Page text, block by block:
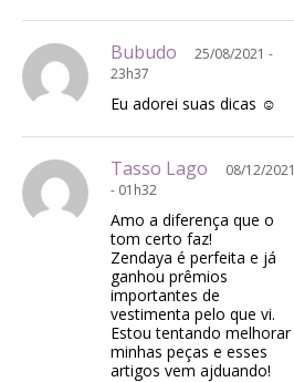
Bubudo
25/08/2021 -
23h37
Eu adorei suas dicas ☺
Tasso Lago
08/12/2021
- 01h32
Amo a diferença que o
tom certo faz!
Zendaya é perfeita e já
ganhou prêmios
importantes de
vestimenta pelo que vi.
Estou tentando melhorar
minhas peças e esses
artigos vem ajduando!